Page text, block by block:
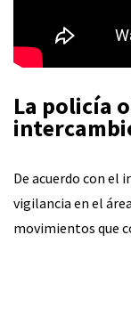
La policía
De acuerdo con el
vigilancia en el
movimientos que